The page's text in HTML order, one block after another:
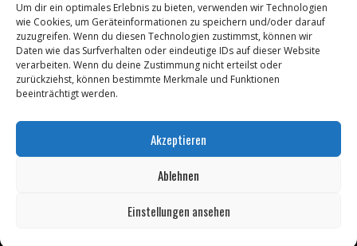
Um dir ein optimales Erlebnis zu bieten, verwenden wir Technologien
wie Cookies, um Geräteinformationen zu speichern und/oder darauf
zuzugreifen. Wenn du diesen Technologien zustimmst, können wir
Daten wie das Surfverhalten oder eindeutige IDs auf dieser Website
verarbeiten. Wenn du deine Zustimmung nicht erteilst oder
zurückziehst, können bestimmte Merkmale und Funktionen
beeinträchtigt werden.
Akzeptieren
Ablehnen
Einstellungen ansehen
Mit der Drahtseilbahn zur ZENTRALSTATION